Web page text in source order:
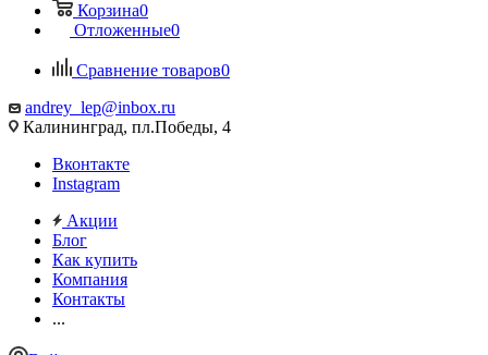
Корзина0
Отложенные0
Сравнение товаров0
andrey_lep@inbox.ru
Калининград, пл.Победы, 4
Вконтакте
Instagram
Акции
Блог
Как купить
Компания
Контакты
...